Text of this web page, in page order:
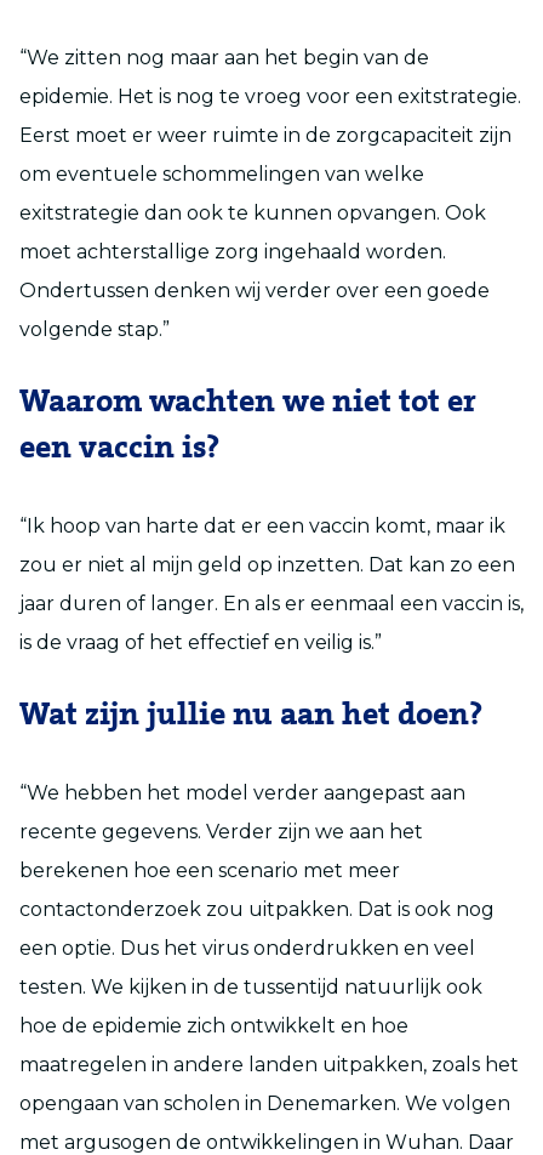
“We zitten nog maar aan het begin van de
epidemie. Het is nog te vroeg voor een exitstrategie.
Eerst moet er weer ruimte in de zorgcapaciteit zijn
om eventuele schommelingen van welke
exitstrategie dan ook te kunnen opvangen. Ook
moet achterstallige zorg ingehaald worden.
Ondertussen denken wij verder over een goede
volgende stap.”
Waarom wachten we niet tot er
een vaccin is?
“Ik hoop van harte dat er een vaccin komt, maar ik
zou er niet al mijn geld op inzetten. Dat kan zo een
jaar duren of langer. En als er eenmaal een vaccin is,
is de vraag of het effectief en veilig is.”
Wat zijn jullie nu aan het doen?
“We hebben het model verder aangepast aan
recente gegevens. Verder zijn we aan het
berekenen hoe een scenario met meer
contactonderzoek zou uitpakken. Dat is ook nog
een optie. Dus het virus onderdrukken en veel
testen. We kijken in de tussentijd natuurlijk ook
hoe de epidemie zich ontwikkelt en hoe
maatregelen in andere landen uitpakken, zoals het
opengaan van scholen in Denemarken. We volgen
met argusogen de ontwikkelingen in Wuhan. Daar